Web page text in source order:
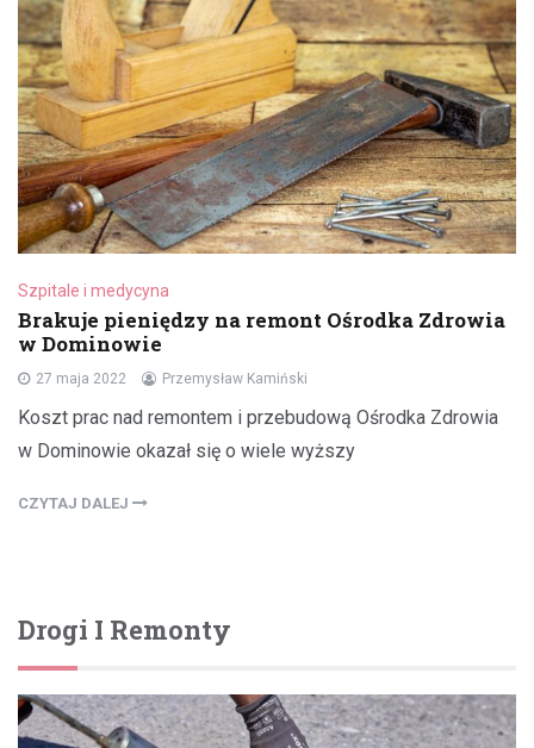
Szpitale i medycyna
Brakuje pieniędzy na remont Ośrodka Zdrowia
w Dominowie
27 maja 2022 Przemysław Kamiński
Koszt prac nad remontem i przebudową Ośrodka Zdrowia
w Dominowie okazał się o wiele wyższy
CZYTAJ DALEJ
Drogi I Remonty